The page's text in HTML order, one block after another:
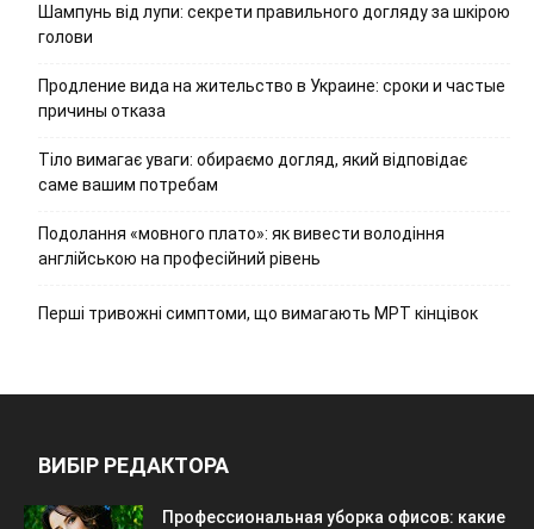
Шампунь від лупи: секрети правильного догляду за шкірою
голови
Продление вида на жительство в Украине: сроки и частые
причины отказа
Тіло вимагає уваги: обираємо догляд, який відповідає
саме вашим потребам
Подолання «мовного плато»: як вивести володіння
англійською на професійний рівень
Перші тривожні симптоми, що вимагають МРТ кінцівок
ВИБІР РЕДАКТОРА
Профессиональная уборка офисов: какие